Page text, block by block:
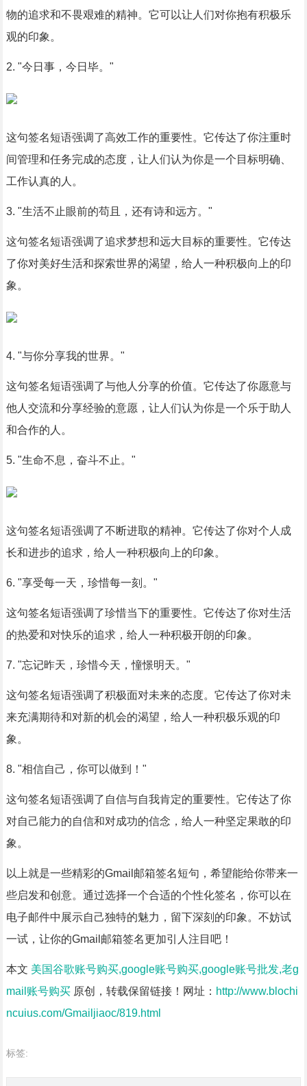
物的追求和不畏艰难的精神。它可以让人们对你抱有积极乐
观的印象。
2. "今日事，今日毕。"
这句签名短语强调了高效工作的重要性。它传达了你注重时
间管理和任务完成的态度，让人们认为你是一个目标明确、
工作认真的人。
3. "生活不止眼前的苟且，还有诗和远方。"
这句签名短语强调了追求梦想和远大目标的重要性。它传达
了你对美好生活和探索世界的渴望，给人一种积极向上的印
象。
4. "与你分享我的世界。"
这句签名短语强调了与他人分享的价值。它传达了你愿意与
他人交流和分享经验的意愿，让人们认为你是一个乐于助人
和合作的人。
5. "生命不息，奋斗不止。"
这句签名短语强调了不断进取的精神。它传达了你对个人成
长和进步的追求，给人一种积极向上的印象。
6. "享受每一天，珍惜每一刻。"
这句签名短语强调了珍惜当下的重要性。它传达了你对生活
的热爱和对快乐的追求，给人一种积极开朗的印象。
7. "忘记昨天，珍惜今天，憧憬明天。"
这句签名短语强调了积极面对未来的态度。它传达了你对未
来充满期待和对新的机会的渴望，给人一种积极乐观的印
象。
8. "相信自己，你可以做到！"
这句签名短语强调了自信与自我肯定的重要性。它传达了你
对自己能力的自信和对成功的信念，给人一种坚定果敢的印
象。
以上就是一些精彩的Gmail邮箱签名短句，希望能给你带来一
些启发和创意。通过选择一个合适的个性化签名，你可以在
电子邮件中展示自己独特的魅力，留下深刻的印象。不妨试
一试，让你的Gmail邮箱签名更加引人注目吧！
本文 美国谷歌账号购买,google账号购买,google账号批发,老g
mail账号购买原创，转载保留链接！网址： http://www.blochi
ncuius.com/Gmailjiaoc/819.html
标签: